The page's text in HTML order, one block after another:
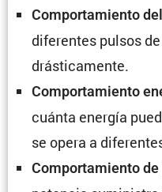
Compor­ta­miento
diferentes pulsos
drásticamente.
Compor­ta­miento
cuánta energía
se opera a
Compor­ta­miento